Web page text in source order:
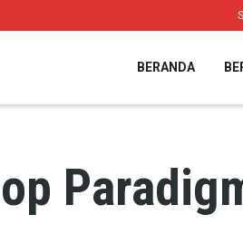
BERANDA